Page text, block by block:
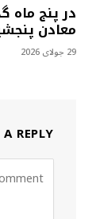
معادن
29 جولای 2026
REPLY